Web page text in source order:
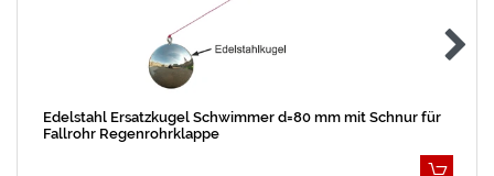
Edelstahl Ersatzkugel Schwimmer d=80 mm mit Schnur für
Fallrohr Regenrohrklappe